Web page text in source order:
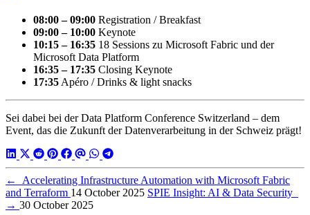
08:00 – 09:00 Registration / Breakfast
09:00 – 10:00 Keynote
10:15 – 16:35 18 Sessions zu Microsoft Fabric und der
Microsoft Data Platform
16:35 – 17:35 Closing Keynote
17:35 Apéro / Drinks & light snacks
Sei dabei bei der Data Platform Conference Switzerland – dem
Event, das die Zukunft der Datenverarbeitung in der Schweiz prägt!
←
Accelerating Infrastructure Automation with Microsoft Fabric
and Terraform 14 October 2025 SPIE Insight: AI & Data Security
→ 30 October 2025